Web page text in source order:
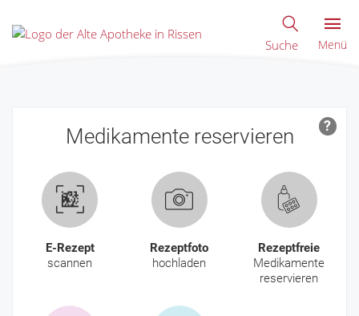
Suche Menü